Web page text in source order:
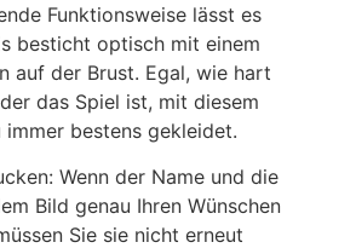
Funktionsweise lässt es
besticht optisch mit einem
auf der Brust. Egal, wie hart
das Spiel ist, mit diesem
bestens gekleidet.
Wenn der Name und die
Bild genau Ihren Wünschen
Sie sie nicht erneut